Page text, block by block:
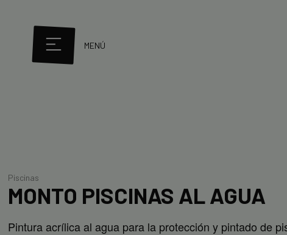
MENÚ
Piscinas
MONTO PISCINAS AL AGUA
Pintura acrílica al agua para la protección y pintado de